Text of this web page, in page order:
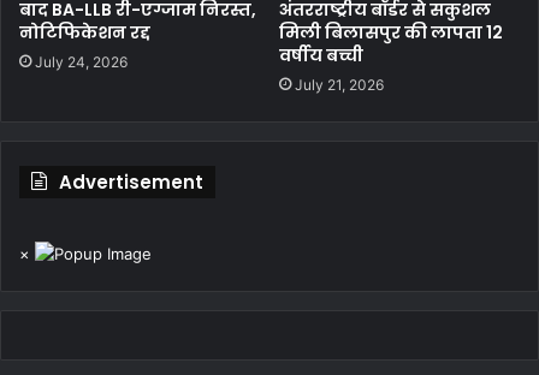
बाद BA-LLB री-एग्जाम निरस्त,
नोटिफिकेशन रद्द
July 24, 2026
अंतरराष्ट्रीय बॉर्डर से सकुशल
मिली बिलासपुर की लापता 12
वर्षीय बच्ची
July 21, 2026
Advertisement
×